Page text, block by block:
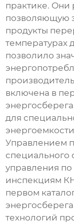
практике. Они
позволяющую
продукты
температурах
позволило
включена в
для
Управлением
специального
управления по
инспекциям
первом
технологий